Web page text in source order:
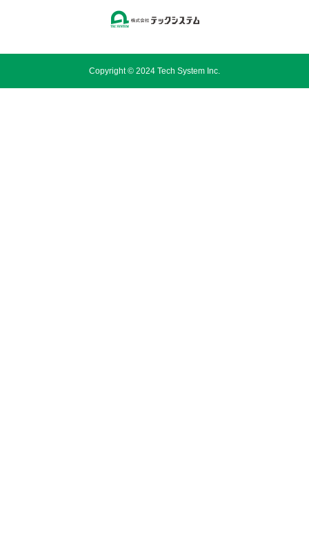
Copyright © 2024 Tech System Inc.